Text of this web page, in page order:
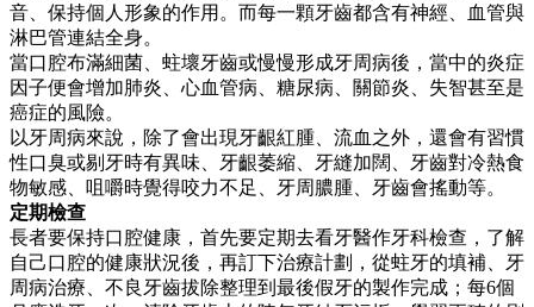
音、保持個人形象的作用。而每一顆牙齒都含有神經、血管與
淋巴管連結全身。
當口腔布滿細菌、蛀壞牙齒或慢慢形成牙周病後，當中的炎症
因子便會增加肺炎、心血管病、糖尿病、關節炎、失智甚至是
癌症的風險。
以牙周病來說，除了會出現牙齦紅腫、流血之外，還會有習慣
性口臭或剔牙時有異味、牙齦萎縮、牙縫加闊、牙齒對冷熱食
物敏感、咀嚼時覺得咬力不足、牙周膿腫、牙齒會搖動等。
定期檢查
長者要保持口腔健康，首先要定期去看牙醫作牙科檢查，了解
自己口腔的健康狀況後，再訂下治療計劃，從蛀牙的填補、牙
周病治療、不良牙齒拔除整理到最後假牙的製作完成；每6個